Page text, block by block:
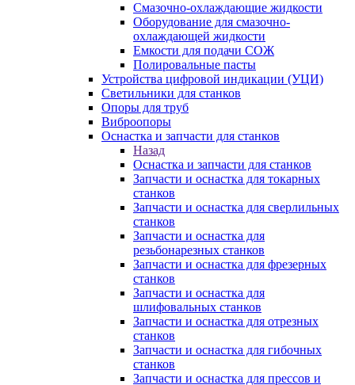
Смазочно-охлаждающие жидкости
Оборудование для смазочно-
охлаждающей жидкости
Емкости для подачи СОЖ
Полировальные пасты
Устройства цифровой индикации (УЦИ)
Светильники для станков
Опоры для труб
Виброопоры
Оснастка и запчасти для станков
Назад
Оснастка и запчасти для станков
Запчасти и оснастка для токарных
станков
Запчасти и оснастка для сверлильных
станков
Запчасти и оснастка для
резьбонарезных станков
Запчасти и оснастка для фрезерных
станков
Запчасти и оснастка для
шлифовальных станков
Запчасти и оснастка для отрезных
станков
Запчасти и оснастка для гибочных
станков
Запчасти и оснастка для прессов и